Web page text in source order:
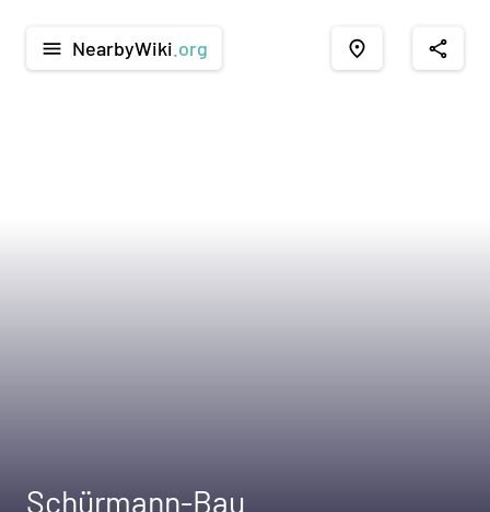
menu NearbyWiki .org place share
Schürmann-Bau